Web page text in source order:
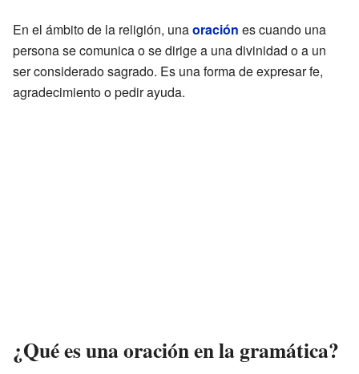
En el ámbito de la religión, unaoración es cuando una
persona se comunica o se dirige a una divinidad o a un
ser considerado sagrado. Es una forma de expresar fe,
agradecimiento o pedir ayuda.
¿Qué es una oración en la gramática?